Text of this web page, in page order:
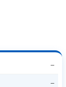
–
–